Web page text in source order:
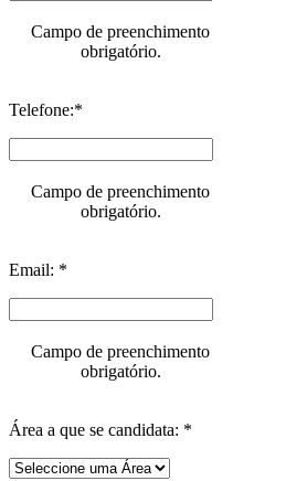
Campo de preenchimento
obrigatório.
Telefone:*
Campo de preenchimento
obrigatório.
Email: *
Campo de preenchimento
obrigatório.
Área a que se candidata: *